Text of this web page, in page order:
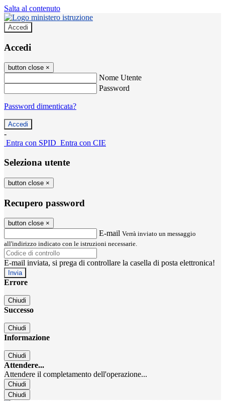
Salta al contenuto
Accedi
Accedi
button close ×
Nome Utente
Password
Password dimenticata?
-
Entra con SPID Entra con CIE
Seleziona utente
button close ×
Recupero password
button close ×
E-mail Verrà inviato un messaggio
all'indirizzo indicato con le istruzioni necessarie.
E-mail inviata, si prega di controllare la casella di posta elettronica!
Errore
Chiudi
Successo
Chiudi
Informazione
Chiudi
Attendere...
Attendere il completamento dell'operazione...
Chiudi
Chiudi